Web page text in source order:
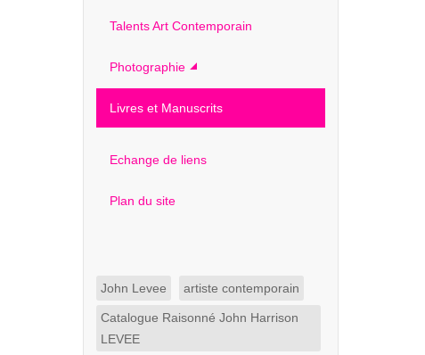
Talents Art Contemporain
Photographie
Livres et Manuscrits
Echange de liens
Plan du site
John Levee artiste contemporain
Catalogue Raisonné John Harrison
LEVEE